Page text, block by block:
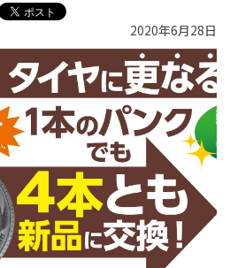
2020年6月28日